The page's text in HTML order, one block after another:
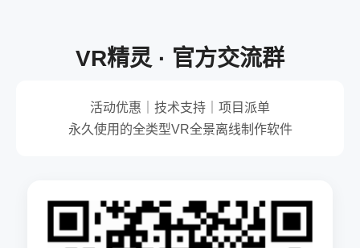
VR精灵 · 官方交流群
活动优惠｜技术支持｜项目派单
永久使用的全类型VR全景离线制作软件